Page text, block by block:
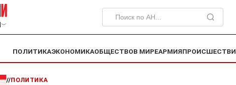
﹀
ПОЛИТИКАЭКОНОМИКАОБЩЕСТВОВ МИРЕАРМИЯ
//ПОЛИТИКА